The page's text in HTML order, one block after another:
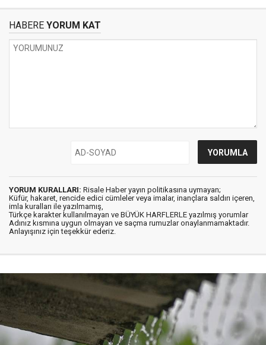
HABERE YORUM KAT
YORUM KURALLARI: Risale Haber yayın politikasına uymayan;
Küfür, hakaret, rencide edici cümleler veya imalar, inançlara saldırı içeren,
imla kuralları ile yazılmamış,
Türkçe karakter kullanılmayan ve BÜYÜK HARFLERLE yazılmış yorumlar
Adınız kısmına uygun olmayan ve saçma rumuzlar onaylanmamaktadır.
Anlayışınız için teşekkür ederiz.